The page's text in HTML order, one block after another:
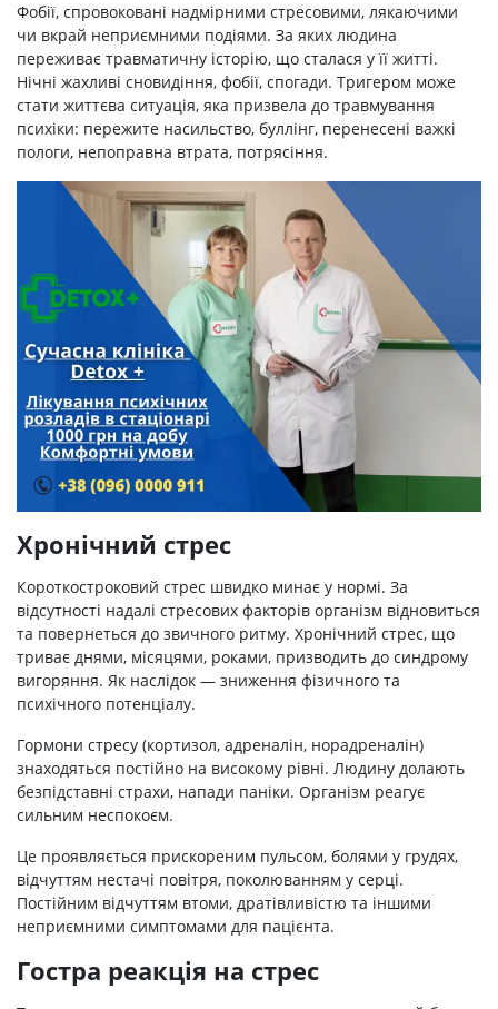
Фобії, спровоковані надмірними стресовими, лякаючими
чи вкрай неприємними подіями. За яких людина
переживає травматичну історію, що сталася у її житті.
Нічні жахливі сновидіння, фобії, спогади. Тригером може
стати життєва ситуація, яка призвела до травмування
психіки: пережите насильство, буллінг, перенесені важкі
пологи, непоправна втрата, потрясіння.
Хронічний стрес
Короткостроковий стрес швидко минає у нормі. За
відсутності надалі стресових факторів організм відновиться
та повернеться до звичного ритму. Хронічний стрес, що
триває днями, місяцями, роками, призводить до синдрому
вигоряння. Як наслідок — зниження фізичного та
психічного потенціалу.
Гормони стресу (кортизол, адреналін, норадреналін)
знаходяться постійно на високому рівні. Людину долають
безпідставні страхи, напади паніки. Організм реагує
сильним неспокоєм.
Це проявляється прискореним пульсом, болями у грудях,
відчуттям нестачі повітря, поколюванням у серці.
Постійним відчуттям втоми, дратівливістю та іншими
неприємними симптомами для пацієнта.
Гостра реакція на стрес